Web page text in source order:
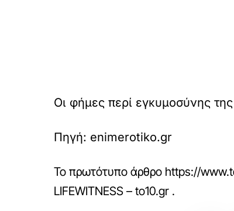
Οι φήμες περί εγκυμοσύνης
Πηγή: enimerotiko.gr
Το πρωτότυπο άρθρο https://
LIFEWITNESS – to10.gr .